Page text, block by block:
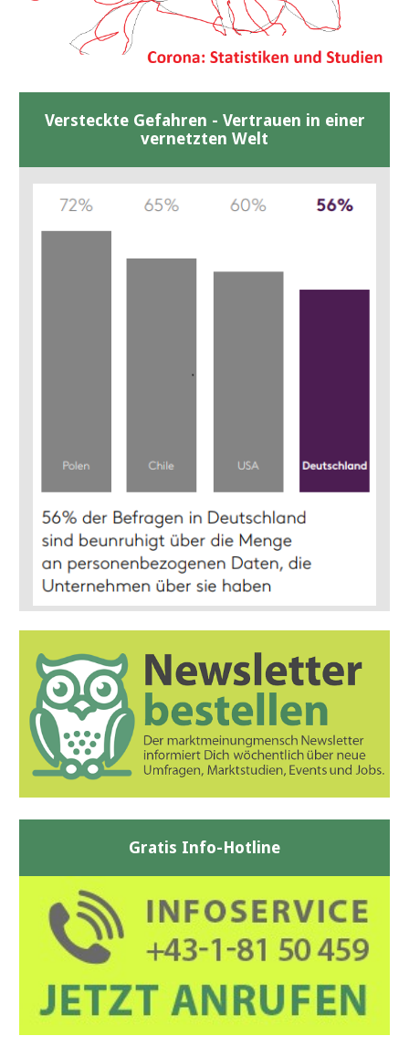
Versteckte Gefahren - Vertrauen in einer
vernetzten Welt
Gratis Info-Hotline